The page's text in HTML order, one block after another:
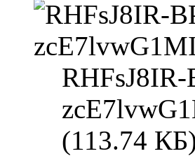
(113.74